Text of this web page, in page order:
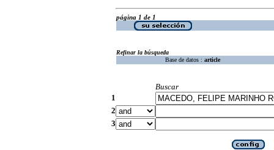
página 1 de 1
Refinar la búsqueda
Base de datos : article
Buscar
1
2
3